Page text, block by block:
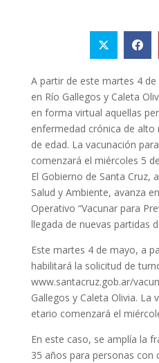
A partir de este martes 4
en Río Gallegos y Caleta
en forma virtual aquellas
enfermedad crónica de
de edad. La vacunación
comenzará el miércoles 5
El Gobierno de Santa Cruz,
Salud y Ambiente, avanza
Operativo “Vacunar para
llegada de nuevas partidas
Este martes 4 de mayo, a
habilitará la solicitud de
www.santacruz.gob.ar/
Gallegos y Caleta Olivia. La
etario comenzará el
En este caso, se amplía la
35 años para personas con